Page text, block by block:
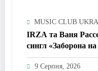
MUSIC CLUB
IRZA та Ваня
сингл «Заборона
почуття, які
9 Серпня, 2026